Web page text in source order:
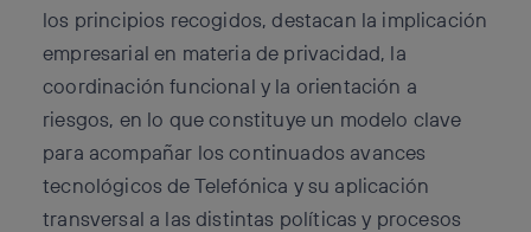
los principios recogidos, destacan la implicación
empresarial en materia de privacidad, la
coordinación funcional y la orientación a
riesgos, en lo que constituye un modelo clave
para acompañar los continuados avances
tecnológicos de Telefónica y su aplicación
transversal a las distintas políticas y procesos